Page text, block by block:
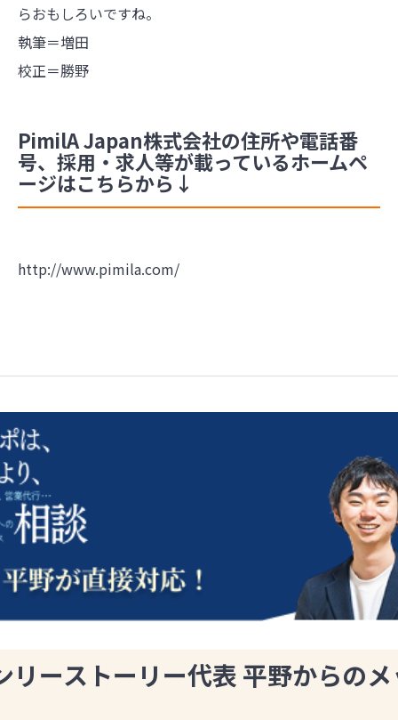
らおもしろいですね。
執筆＝増田
校正＝勝野
PimilA Japan株式会社の住所や電話番
号、採用・求人等が載っているホームペ
ージはこちらから↓
http://www.pimila.com/
リーストーリー代表 平野からの